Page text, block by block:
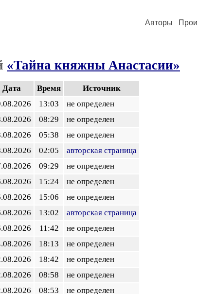
Авторы
«Тайна княжны Анастасии»
Дата Время
Источник
13:03
не определен
08:29
не определен
05:38
не определен
02:05
авторская страница
09:29
не определен
15:24
не определен
15:06
не определен
13:02
авторская страница
11:42
не определен
18:13
не определен
18:42
не определен
08:58
не определен
08:53
не определен